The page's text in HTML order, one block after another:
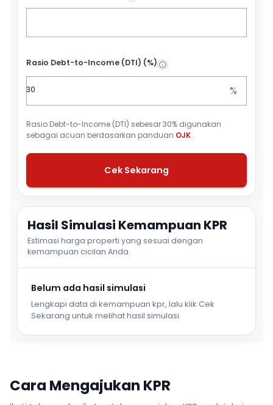
Rasio Debt-to-Income (DTI) (%)
%
Rasio Debt-to-Income (DTI) sebesar 30% digunakan
sebagai acuan berdasarkan panduan OJK .
Cek Sekarang
Hasil Simulasi Kemampuan KPR
Estimasi harga properti yang sesuai dengan
kemampuan cicilan Anda.
Belum ada hasil simulasi
Lengkapi data di kemampuan kpr, lalu klik Cek
Sekarang untuk melihat hasil simulasi.
Cara Mengajukan KPR